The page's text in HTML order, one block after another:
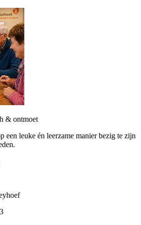
& ontmoet
een leuke én leerzame manier bezig te zijn